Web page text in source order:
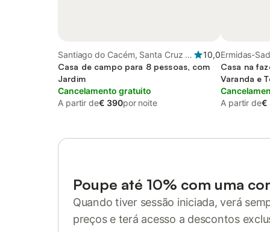
Santiago do Cacém, Santa Cruz e
São Bartolomeu da Serra, Alentejo
Litoral
10,0
Casa de campo para 8 pessoas, com
Jardim
Cancelamento gratuito
A partir de€ 390por noite
Ermidas-
Casa na
Varanda e
Piscina
A partir de€
Poupe até 10% com uma
Quando tiver sessão iniciada, verá
preços e terá acesso a descontos